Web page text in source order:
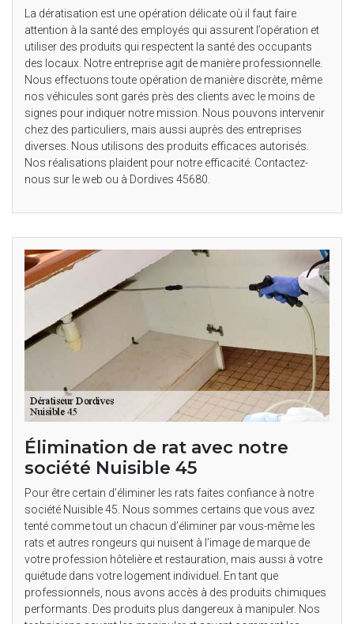
La dératisation est une opération délicate où il faut faire
attention à la santé des employés qui assurent l’opération et
utiliser des produits qui respectent la santé des occupants
des locaux. Notre entreprise agit de manière professionnelle.
Nous effectuons toute opération de manière discrète, même
nos véhicules sont garés près des clients avec le moins de
signes pour indiquer notre mission. Nous pouvons intervenir
chez des particuliers, mais aussi auprès des entreprises
diverses. Nous utilisons des produits efficaces autorisés.
Nos réalisations plaident pour notre efficacité. Contactez-
nous sur le web ou à Dordives 45680.
Élimination de rat avec notre
société Nuisible 45
Pour être certain d’éliminer les rats faites confiance à notre
société Nuisible 45. Nous sommes certains que vous avez
tenté comme tout un chacun d’éliminer par vous-même les
rats et autres rongeurs qui nuisent à l’image de marque de
votre profession hôtelière et restauration, mais aussi à votre
quiétude dans votre logement individuel. En tant que
professionnels, nous avons accès à des produits chimiques
performants. Des produits plus dangereux à manipuler. Nos